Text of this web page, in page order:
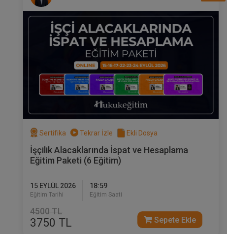
Sertifika Tekrar İzle Ekli Dosya
İşçilik Alacaklarında İspat ve Hesaplama
Eğitim Paketi (6 Eğitim)
15 EYLÜL 2026
Eğitim Tarihi
18:59
Eğitim Saati
4500 TL
3750 TL Sepete Ekle